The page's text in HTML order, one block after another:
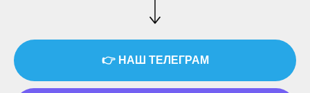
👉 НАШ ТЕЛЕГРАМ